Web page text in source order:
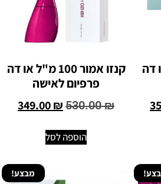
או דה
קנזו אמור 100 מ"ל או דה
פרפיום לאישה
530.00₪
349.00₪
הוספה לסל
מבצע!